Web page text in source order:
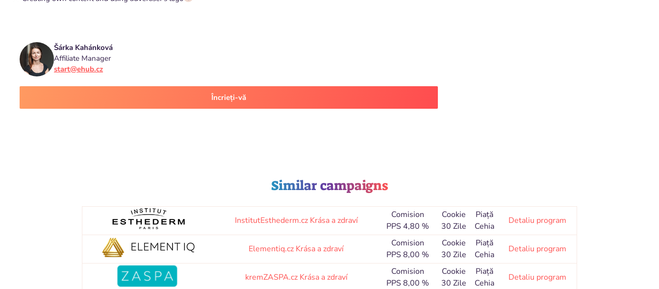
Šárka Kahánková
Affiliate Manager
start@ehub.cz
Încrieți-vă
Similar campaigns
InstitutEsthederm.cz Krása a zdraví
Comision
PPS 4,80 %
Cookie
30 Zile
Piaţă
Cehia
Detaliu program
Elementiq.cz Krása a zdraví
Comision
PPS 8,00 %
Cookie
30 Zile
Piaţă
Cehia
Detaliu program
kremZASPA.cz Krása a zdraví
Comision
PPS 8,00 %
Cookie
30 Zile
Piaţă
Cehia
Detaliu program